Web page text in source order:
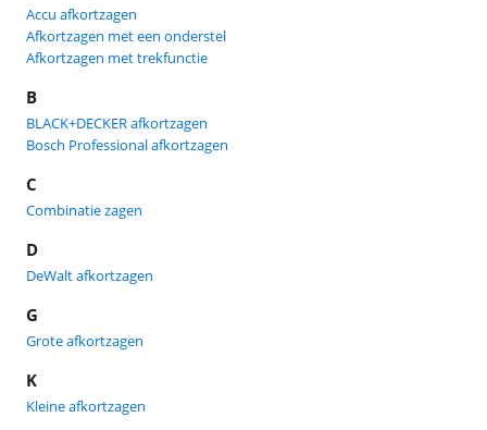
Accu afkortzagen
Afkortzagen met een onderstel
Afkortzagen met trekfunctie
B
BLACK+DECKER afkortzagen
Bosch Professional afkortzagen
C
Combinatie zagen
D
DeWalt afkortzagen
G
Grote afkortzagen
K
Kleine afkortzagen